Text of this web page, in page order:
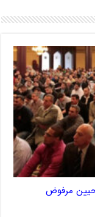
مرفوض